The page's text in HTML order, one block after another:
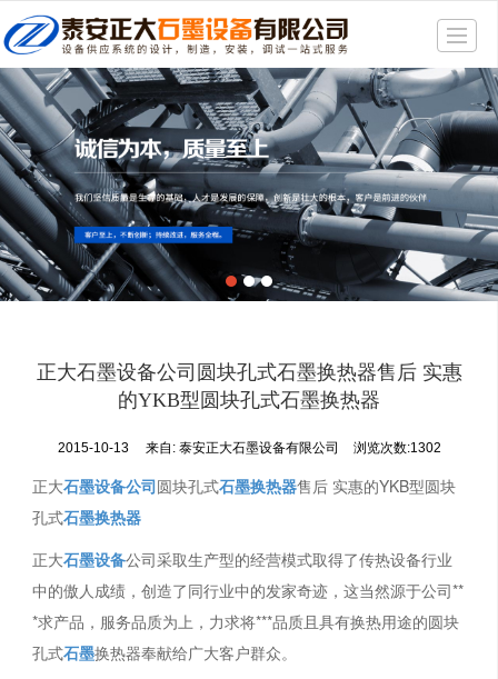
很遗憾，因您的浏览器版本过低导致无法获得最佳浏览体验，推荐下载安装谷歌浏览器！
首页
产品展示
新闻动态
精品展示
公司介绍
厂房一角
地图导航
正大石墨设备公司圆块孔式石墨换热器售后 实惠
的YKB型圆块孔式石墨换热器
2015-10-13 来自: 泰安正大石墨设备有限公司 浏览次数:1302
正大石墨设备公司圆块孔式石墨换热器售后 实惠的YKB型圆块
孔式石墨换热器
正大石墨设备公司采取生产型的经营模式取得了传热设备行业
中的傲人成绩，创造了同行业中的发家奇迹，这当然源于公司**
*求产品，服务品质为上，力求将***品质且具有换热用途的圆块
孔式石墨换热器奉献给广大客户群众。